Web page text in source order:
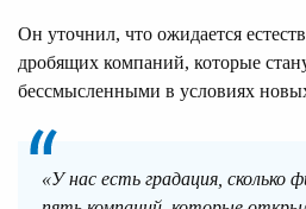
Он уточнил, что ожидается
дробящих компаний, которые
бессмысленными в условиях
«У нас есть градация, сколько